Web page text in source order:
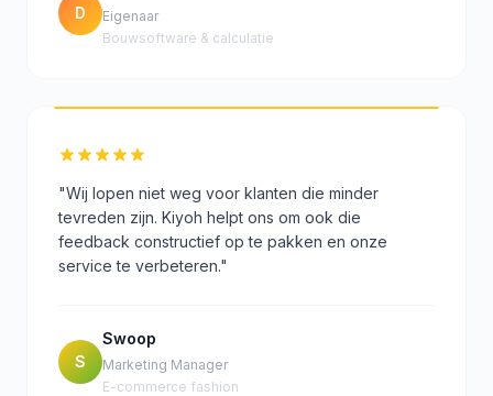
D
Eigenaar
Bouwsoftware & calculatie
"Wij lopen niet weg voor klanten die minder
tevreden zijn. Kiyoh helpt ons om ook die
feedback constructief op te pakken en onze
service te verbeteren."
S
Swoop
Marketing Manager
E-commerce fashion